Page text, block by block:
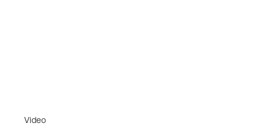
Video